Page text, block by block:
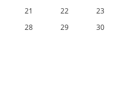
21 22
23
28 29
30